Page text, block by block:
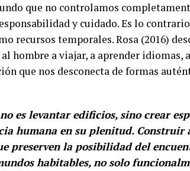
que no controlamos
y cuidado. Es lo
recursos temporales. Rosa (2016)
hombre a viajar, a aprender
que nos desconecta de formas
es levantar edificios, sino crear
humana en su plenitud.
preserven la posibilidad del
habitables, no solo